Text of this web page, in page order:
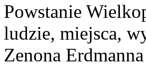
Powstanie
ludzie, miejsca,
Zenona Erdmanna